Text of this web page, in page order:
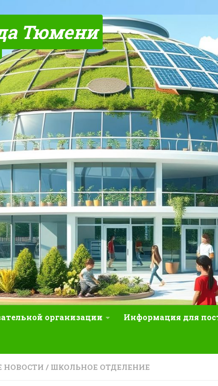
Тюмени
организации Информация для
НОВОСТИ / ШКОЛЬНОЕ ОТДЕЛЕНИЕ